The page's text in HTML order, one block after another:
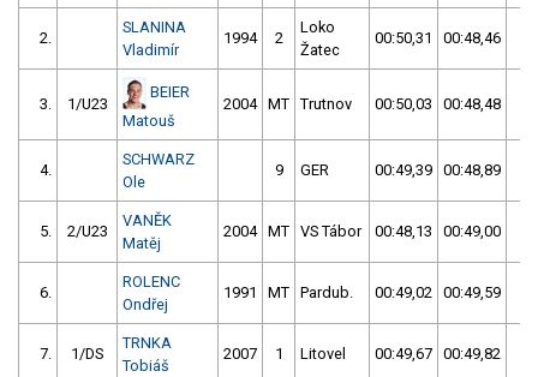
2.
SLANINA
Vladimír
1994 2
Loko
Žatec
00:50,31 00:48,46
3. 1/U23
BEIER
Matouš
2004 MT Trutnov 00:50,03 00:48,48
4.
SCHWARZ
Ole
9 GER 00:49,39 00:48,89
5. 2/U23
VANĚK
Matěj
2004 MT VS Tábor 00:48,13 00:49,00
6.
ROLENC
Ondřej
1991 MT Pardub. 00:49,02 00:49,59
7. 1/DS
TRNKA
Tobiáš
2007 1 Litovel 00:49,67 00:49,82